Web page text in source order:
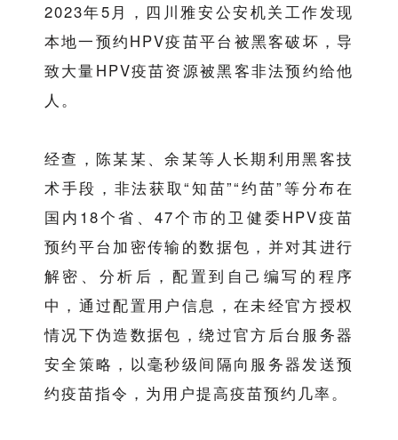
2023年5月，四川雅安公安机关工作发现
本地一预约HPV疫苗平台被黑客破坏，导
致大量HPV疫苗资源被黑客非法预约给他
人。
经查，陈某某、余某等人长期利用黑客技
术手段，非法获取“知苗”“约苗”等分布在
国内18个省、47个市的卫健委HPV疫苗
预约平台加密传输的数据包，并对其进行
解密、分析后，配置到自己编写的程序
中，通过配置用户信息，在未经官方授权
情况下伪造数据包，绕过官方后台服务器
安全策略，以毫秒级间隔向服务器发送预
约疫苗指令，为用户提高疫苗预约几率。